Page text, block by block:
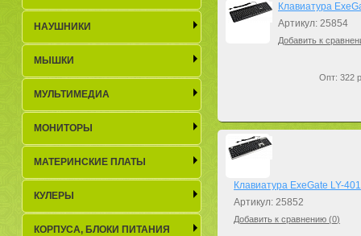
Клавиатура
Артикул: 25854
Добавить к
Опт: 322
Клавиатура ExeGate LY-
Артикул: 25852
Добавить к сравнению (0)
НАУШНИКИ
МЫШКИ
МУЛЬТИМЕДИА
МОНИТОРЫ
МАТЕРИНСКИЕ ПЛАТЫ
КУЛЕРЫ
КОРПУСА, БЛОКИ ПИТАНИЯ